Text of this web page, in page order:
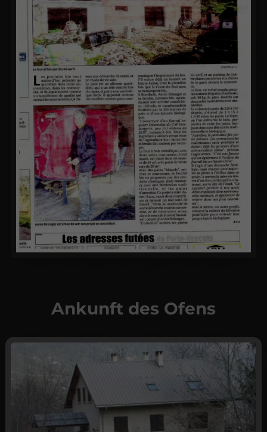
Ankunft des Ofens